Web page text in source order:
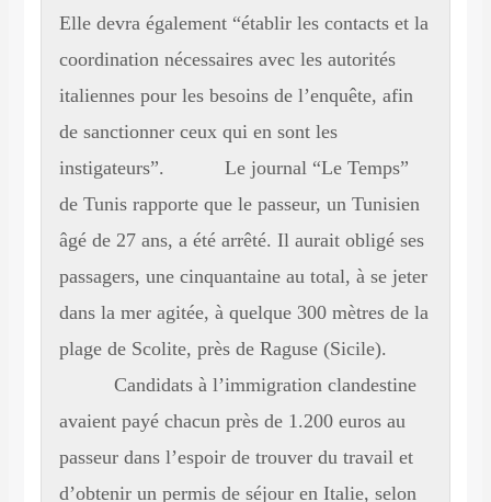
Elle devra également “établir les contacts et la
coordination nécessaires avec les autorités
italiennes pour les besoins de l’enquête, afin
de sanctionner ceux qui en sont les
instigateurs”. Le journal “Le Temps”
de Tunis rapporte que le passeur, un Tunisien
âgé de 27 ans, a été arrêté. Il aurait obligé ses
passagers, une cinquantaine au total, à se jeter
dans la mer agitée, à quelque 300 mètres de la
plage de Scolite, près de Raguse (Sicile).
Candidats à l’immigration clandestine
avaient payé chacun près de 1.200 euros au
passeur dans l’espoir de trouver du travail et
d’obtenir un permis de séjour en Italie, selon